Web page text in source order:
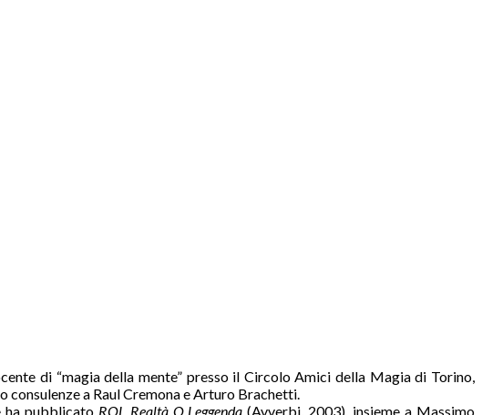
di “magia della mente” presso il Circolo Amici della Magia di Torino,
a Raul Cremona e Arturo Brachetti.
ha pubblicato ROL Realtà O Leggenda (Avverbi, 2003), insieme a Massimo